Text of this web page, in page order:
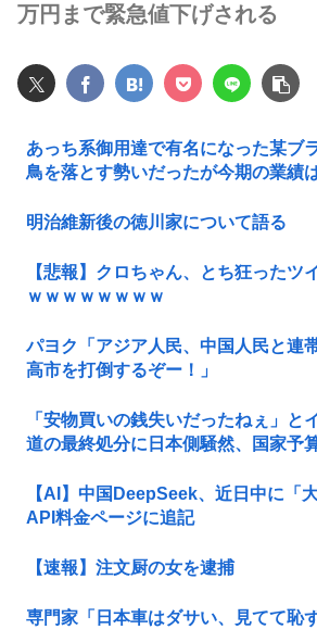
万円まで緊急値下げされる
あっち系御用達で有名になった某ブ
鳥を落とす勢いだったが今期の業
明治維新後の徳川家について語る
【悲報】クロちゃん、とち狂ったツ
ｗｗｗｗｗｗｗｗ
パヨク「アジア人民、中国人民と連
高市を打倒するぞー！」
「安物買いの銭失いだったねぇ」と
道の最終処分に日本側騒然、国家予
【AI】中国DeepSeek、近日中に「
API料金ページに追記
【速報】注文厨の女を逮捕
専門家「日本車はダサい、見てて恥